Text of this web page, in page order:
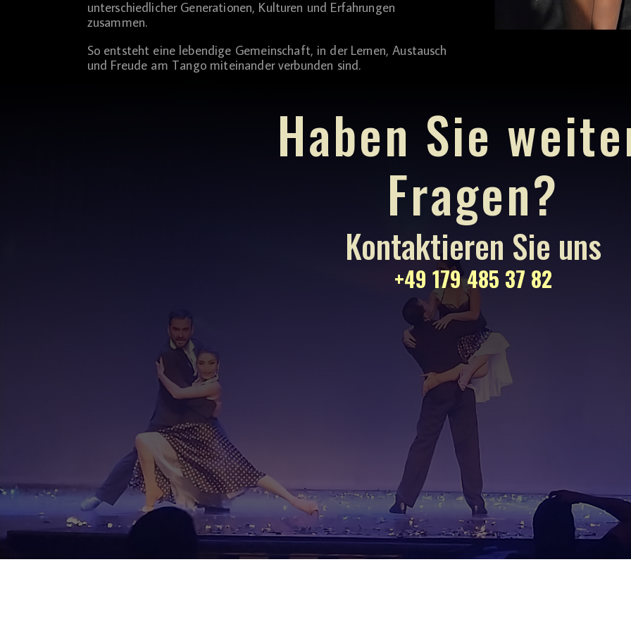
unterschiedlicher Generationen, Kulturen und Erfahrungen
zusammen.
So entsteht eine lebendige Gemeinschaft, in der Lernen, Austausch
und Freude am Tango miteinander verbunden sind.
Haben Sie
Fragen?
Kontaktieren Sie uns
+49 179 485 37 82